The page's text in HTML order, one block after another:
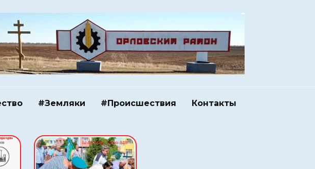
#Земляки #Происшествия Контакты